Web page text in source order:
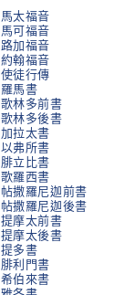
馬太福音
馬可福音
路加福音
約翰福音
使徒行傳
羅馬書
歌林多前書
歌林多後書
加拉太書
以弗所書
腓立比書
歌羅西書
帖撒羅尼迦前書
帖撒羅尼迦後書
提摩太前書
提摩太後書
提多書
腓利門書
希伯來書